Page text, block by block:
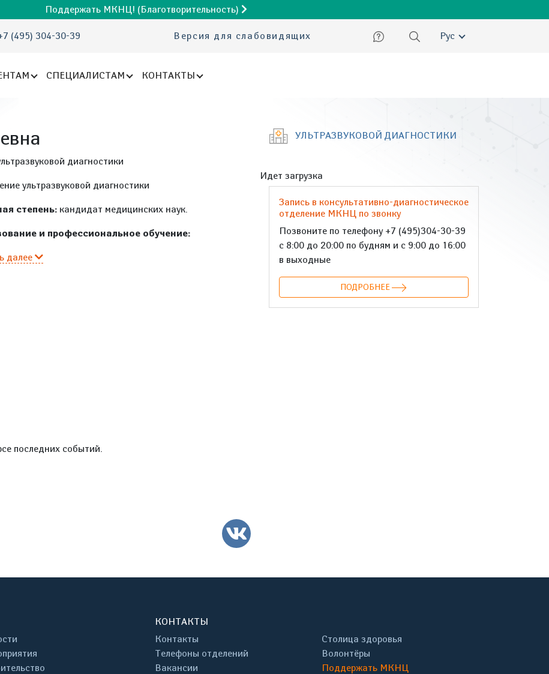
Поддержать МКНЦ! (Благотворительность)
(495) 304-30-39 Версия для слабовидящих Русский
СПЕЦИАЛИСТАМ КОНТАКТЫ
диагностики
ультразвуковой диагностики
степень: кандидат медицинских наук.
и профессиональное обучение:
далее
последних событий.
ВКонтакте
УЛЬТРАЗВУКОВОЙ ДИАГНОСТИКИ
Идет загрузка
Запись в консультативно-диагностическое
отделение МКНЦ по звонку
Позвоните по телефону +7 (495)304-30-39
с 8:00 до 20:00 по будням и с 9:00 до 16:00
в выходные
ПОДРОБНЕЕ
КОНТАКТЫ
Контакты
Телефоны отделений
Вакансии
Столица здоровья
Волонтёры
Поддержать МКНЦ